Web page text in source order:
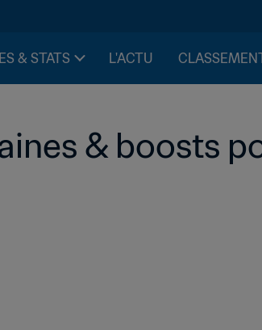
& STATS L'ACTU
& boosts